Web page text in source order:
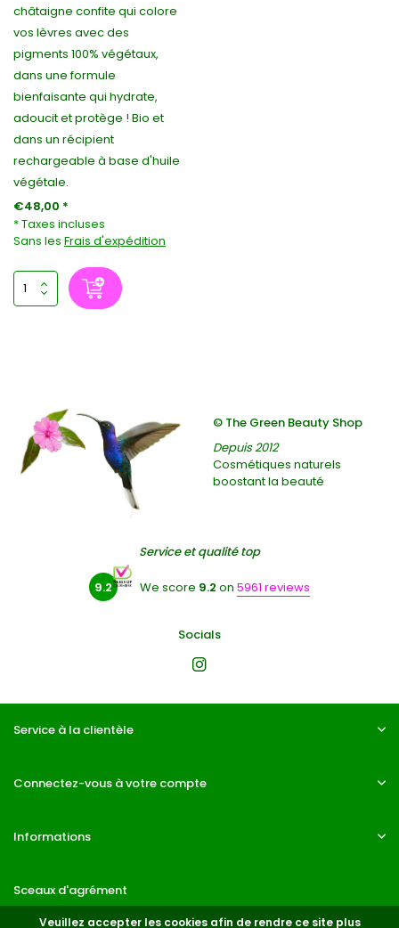
châtaigne confite qui colore
vos lèvres avec des
pigments 100% végétaux,
dans une formule
bienfaisante qui hydrate,
adoucit et protège ! Bio et
dans un récipient
rechargeable à base d'huile
végétale.
€48,00 *
* Taxes incluses
Sans les Frais d'expédition
© The Green Beauty Shop
Depuis 2012
Cosmétiques naturels
boostant la beauté
Service et qualité top
9.2 We score 9.2 on 5961 reviews
Socials
Service à la clientèle
Connectez-vous à votre compte
Informations
Sceaux d'agrément
Veuillez accepter les cookies afin de rendre ce site plus